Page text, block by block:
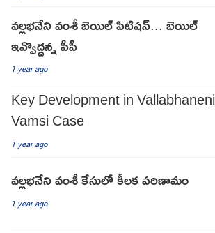
వల్లభనేని వంశీ బెయిల్ పిటిషన్... బెయిల్
ఇవ్వొద్దన్న పీపీ
1 year ago
Key Development in Vallabhaneni
Vamsi Case
1 year ago
వల్లభనేని వంశీ కేసులో కీలక పరిణామం
1 year ago